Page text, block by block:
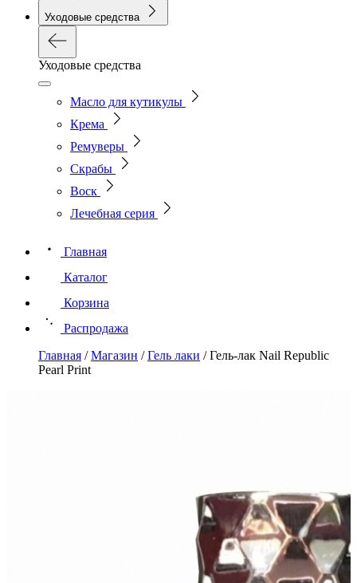
Уходовые средства
Уходовые средства
Масло для кутикулы
Крема
Ремуверы
Скрабы
Воск
Лечебная серия
Главная
Каталог
Корзина
Распродажа
Главная /Магазин /Гель лаки /Гель-лак Nail Republic
Pearl Print